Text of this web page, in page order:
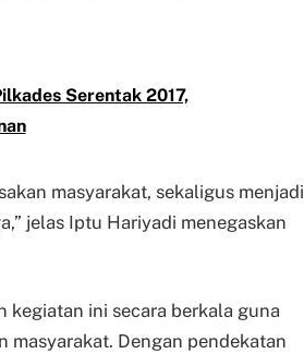
Serentak 2017,
masyarakat, sekaligus menjadi
jelas Iptu Hariyadi menegaskan
kegiatan ini secara berkala guna
masyarakat. Dengan pendekatan